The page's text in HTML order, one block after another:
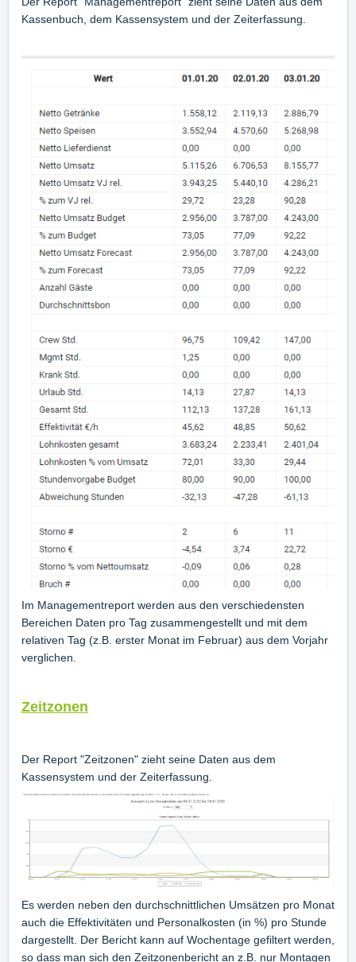
Kassenbuch, dem Kassensystem und der Zeiterfassung.
Im Managementreport werden aus den verschiedensten
Bereichen Daten pro Tag zusammengestellt und mit dem
relativen Tag (z.B. erster Monat im Februar) aus dem Vorjahr
verglichen.
Zeitzonen
Der Report "Zeitzonen" zieht seine Daten aus dem
Kassensystem und der Zeiterfassung.
Es werden neben den durchschnittlichen Umsätzen pro Monat
auch die Effektivitäten und Personalkosten (in %) pro Stunde
dargestellt. Der Bericht kann auf Wochentage gefiltert werden,
so dass man sich den Zeitzonenbericht an z.B. nur Montagen